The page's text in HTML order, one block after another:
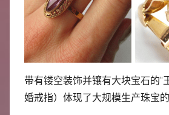
中
心
带有镂空装饰并镶有大块宝石的“
婚戒指）体现了大规模生产珠宝的